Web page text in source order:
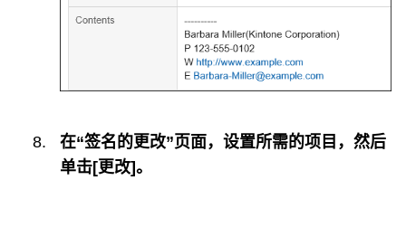
在“签名的更改”页面，设置所需的项目，然后
单击[更改]。